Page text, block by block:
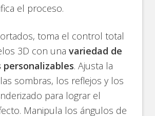
el proceso.
toma el control total
3D con unavariedad de
. Ajusta la
sombras, los reflejos y los
para lograr el
Manipula los ángulos de